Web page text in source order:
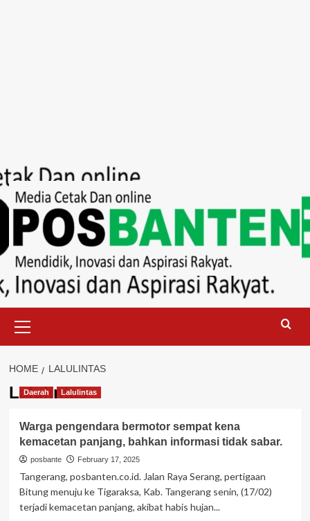
to
content
Menu
HOME LALULINTAS
Lalulintas
Daerah Lalulintas
Warga pengendara bermotor sempat kena
kemacetan panjang, bahkan informasi tidak sabar.
posbante February 17, 2025
Tangerang, posbanten.co.id. Jalan Raya Serang, pertigaan
Bitung menuju ke Tigaraksa, Kab. Tangerang senin, (17/02)
terjadi kemacetan panjang, akibat habis hujan...